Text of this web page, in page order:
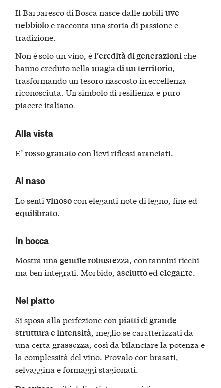
Il Barbaresco di Bosca nasce dalle nobiliuve
nebbioloe racconta una storia di passione e
tradizione.
Non è solo un vino, è l’eredità di generazioniche
hanno creduto nellamagia di un territorio,
trasformando un tesoro nascosto in eccellenza
riconosciuta. Un simbolo di resilienza e puro
piacere italiano.
Alla vista
E’rosso granatocon lievi riflessi aranciati.
Al naso
Lo sentivinosocon eleganti note di legno, fine ed
equilibrato.
In bocca
Mostra unagentile robustezza, con tannini ricchi
ma ben integrati. Morbido,asciuttoedelegante.
Nel piatto
Si sposa alla perfezione conpiatti di grande
struttura e intensità, meglio se caratterizzati da
una certagrassezza, così da bilanciare la potenza e
la complessità del vino. Provalo con brasati,
selvaggina e formaggi stagionati.